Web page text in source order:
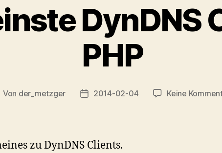
DynDNS
PHP
Von der_metzger Veröffentlichungsdatum
2014-02-04 Keine
zu DynDNS Clients.